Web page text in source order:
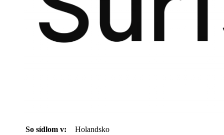
So sídlom v:
Holandsko